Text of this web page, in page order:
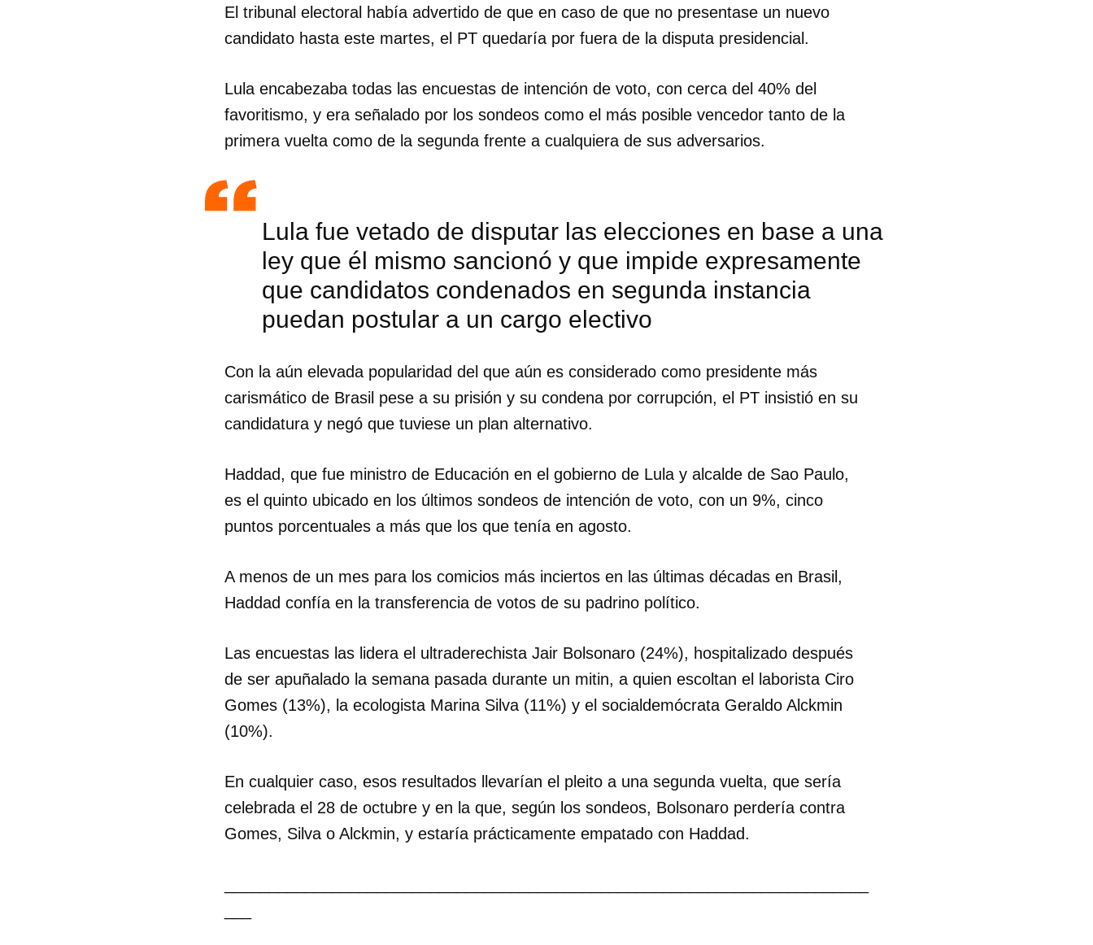
El tribunal electoral había advertido de que en caso de que no presentase un nuevo
candidato hasta este martes, el PT quedaría por fuera de la disputa presidencial.
Lula encabezaba todas las encuestas de intención de voto, con cerca del 40% del
favoritismo, y era señalado por los sondeos como el más posible vencedor tanto de la
primera vuelta como de la segunda frente a cualquiera de sus adversarios.
Lula fue vetado de disputar las elecciones en base a una
ley que él mismo sancionó y que impide expresamente
que candidatos condenados en segunda instancia
puedan postular a un cargo electivo
Con la aún elevada popularidad del que aún es considerado como presidente más
carismático de Brasil pese a su prisión y su condena por corrupción, el PT insistió en su
candidatura y negó que tuviese un plan alternativo.
Haddad, que fue ministro de Educación en el gobierno de Lula y alcalde de Sao Paulo,
es el quinto ubicado en los últimos sondeos de intención de voto, con un 9%, cinco
puntos porcentuales a más que los que tenía en agosto.
A menos de un mes para los comicios más inciertos en las últimas décadas en Brasil,
Haddad confía en la transferencia de votos de su padrino político.
Las encuestas las lidera el ultraderechista Jair Bolsonaro (24%), hospitalizado después
de ser apuñalado la semana pasada durante un mitin, a quien escoltan el laborista Ciro
Gomes (13%), la ecologista Marina Silva (11%) y el socialdemócrata Geraldo Alckmin
(10%).
En cualquier caso, esos resultados llevarían el pleito a una segunda vuelta, que sería
celebrada el 28 de octubre y en la que, según los sondeos, Bolsonaro perdería contra
Gomes, Silva o Alckmin, y estaría prácticamente empatado con Haddad.